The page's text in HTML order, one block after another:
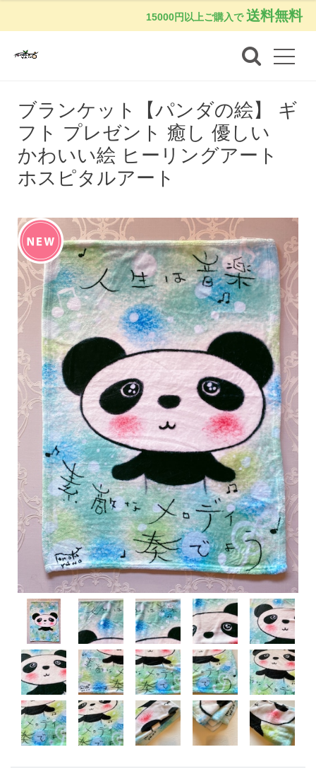
15000円以上ご購入で 送料無料
ブランケット【パンダの絵】 ギ
フト プレゼント 癒し 優しい
かわいい絵 ヒーリングアート
ホスピタルアート